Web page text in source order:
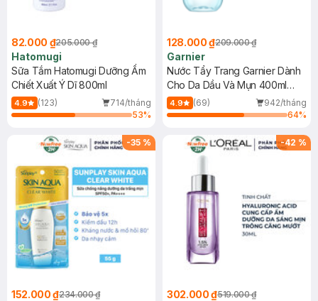
82.000 ₫205.000 ₫
Hatomugi
Sữa Tắm Hatomugi Dưỡng Ẩm
Chiết Xuất Ý Dĩ 800ml
4.9 (123)
714/tháng
53%
128.000 ₫209.000 ₫
Garnier
Nước Tẩy Trang Garnier Dành
Cho Da Dầu Và Mụn 400ml
(Mới)
4.9 (69)
942/tháng
64%
-35 %
152.000 ₫234.000 ₫
-42 %
302.000 ₫519.000 ₫